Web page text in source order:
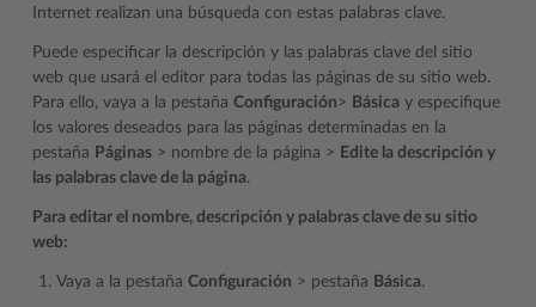
Internet realizan una búsqueda con estas palabras clave.
Puede especificar la descripción y las palabras clave del sitio
web que usará el editor para todas las páginas de su sitio web.
Para ello, vaya a la pestaña Configuración> Básica y especifique
los valores deseados para las páginas determinadas en la
pestaña Páginas > nombre de la página > Edite la descripción y
las palabras clave de la página.
Para editar el nombre, descripción y palabras clave de su sitio
web:
Vaya a la pestaña Configuración > pestaña Básica.